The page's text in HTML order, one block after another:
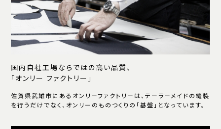
国内自社工場ならではの高い品質、
「オンリー ファクトリー」
佐賀県武雄市にあるオンリーファクトリーは、テーラーメイドの縫製
を行うだけでなく、オンリーのものつくりの「基盤」となっています。